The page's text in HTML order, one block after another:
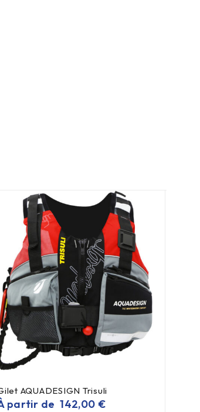
AQUADESIGN Trisuli
partir de142,00€